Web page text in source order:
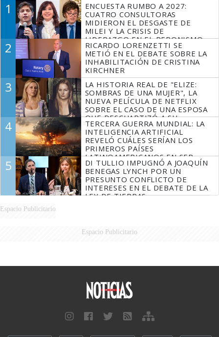
1
ENCUESTA RUMBO A 2027:
CUATRO CONSULTORAS
MIDIERON EL DESGASTE DE
MILEI Y LA CRISIS DE
LIDERAZGO EN EL PERONISMO
2
RICARDO LORENZETTI SE
METIÓ EN EL DEBATE SOBRE LA
INHABILITACIÓN DE CRISTINA
KIRCHNER
3
LA HISTORIA REAL DE "ELIZE:
SOMBRAS DE UNA MUJER", LA
NUEVA PELÍCULA DE NETFLIX
SOBRE EL CASO DE UNA ESPOSA
QUE DESCUARTIZÓ A SU
MARIDO
4
TERCERA GUERRA MUNDIAL: LA
INTELIGENCIA ARTIFICIAL
REVELÓ CUÁLES SERÍAN LOS
PRIMEROS PAÍSES
LATINOAMERICANOS EN SER
DERROTADOS
5
DI TULLIO IMPUGNÓ A JOAQUÍN
BENEGAS LYNCH POR UN
PRESUNTO CONFLICTO DE
INTERESES EN EL DEBATE DE LA
LEY DE TIERRAS
Espacio Publicitario
Espacio Publicitario